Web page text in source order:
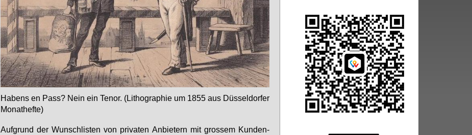
Ha­bens en Pass? Nein ein Te­nor. (Li­tho­gra­phie um 1855 aus Düs­sel­dor­fer
Mo­na­thef­te)
Auf­grund der Wunsch­lis­ten von pri­va­ten An­bie­tern mit gros­sem Kun­den­